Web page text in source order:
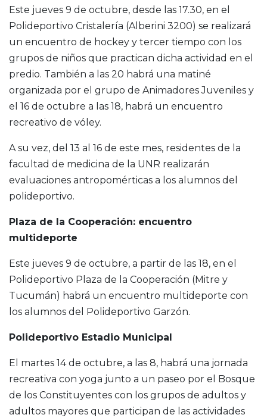
Este jueves 9 de octubre, desde las 17.30, en el
Polideportivo Cristalería (Alberini 3200) se realizará
un encuentro de hockey y tercer tiempo con los
grupos de niños que practican dicha actividad en el
predio. También a las 20 habrá una matiné
organizada por el grupo de Animadores Juveniles y
el 16 de octubre a las 18, habrá un encuentro
recreativo de vóley.
A su vez, del 13 al 16 de este mes, residentes de la
facultad de medicina de la UNR realizarán
evaluaciones antropomérticas a los alumnos del
polideportivo.
Plaza de la Cooperación: encuentro
multideporte
Este jueves 9 de octubre, a partir de las 18, en el
Polideportivo Plaza de la Cooperación (Mitre y
Tucumán) habrá un encuentro multideporte con
los alumnos del Polideportivo Garzón.
Polideportivo Estadio Municipal
El martes 14 de octubre, a las 8, habrá una jornada
recreativa con yoga junto a un paseo por el Bosque
de los Constituyentes con los grupos de adultos y
adultos mayores que participan de las actividades